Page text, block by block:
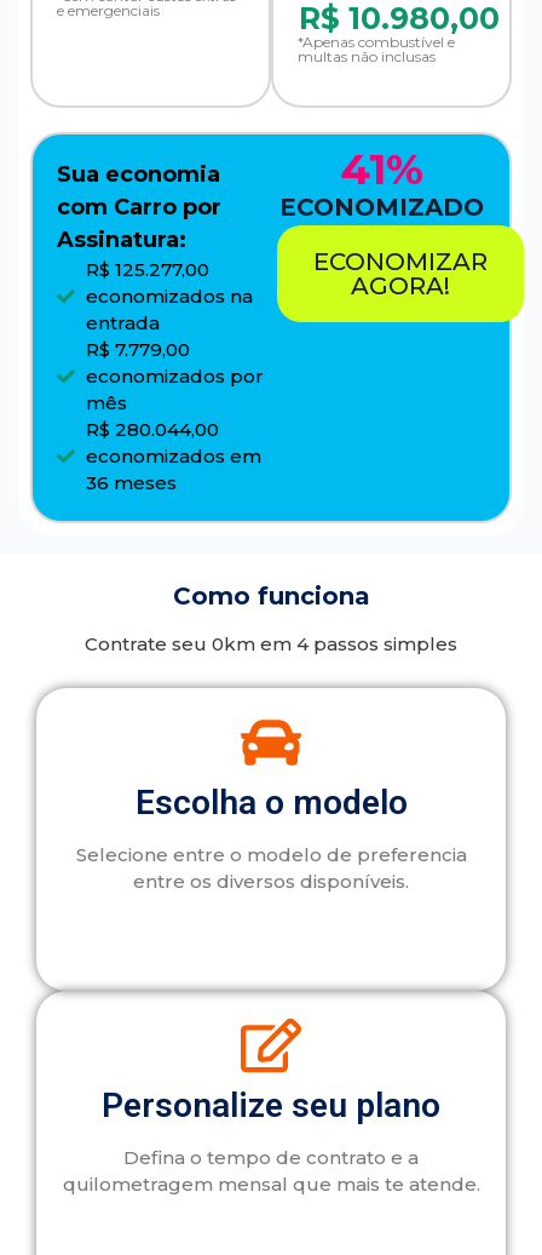
e emergenciais
R$ 10.980,00
*Apenas combustível e
multas não inclusas
Sua economia
com Carro por
Assinatura:
R$ 125.277,00
economizados na
entrada
R$ 7.779,00
economizados por
mês
R$ 280.044,00
economizados em
36 meses
41%
ECONOMIZADO
ECONOMIZAR
AGORA!
Como funciona
Contrate seu 0km em 4 passos simples
Escolha o modelo
Selecione entre o modelo de preferencia
entre os diversos disponíveis.
Personalize seu plano
Defina o tempo de contrato e a
quilometragem mensal que mais te atende.